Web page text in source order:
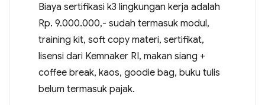
Biaya sertifikasi k3 lingkungan kerja adalah
Rp. 9.000.000,- sudah termasuk modul,
training kit, soft copy materi, sertifikat,
lisensi dari Kemnaker RI, makan siang +
coffee break, kaos, goodie bag, buku tulis
belum termasuk pajak.